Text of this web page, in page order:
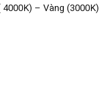
– Vàng (3000K)